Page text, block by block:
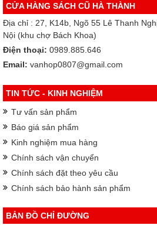
CỬA HÀNG SÁCH CŨ HÀ THÀNH
Địa chỉ : 27, K14b, Ngõ 55 Lê Thanh
Nội (khu chợ Bách Khoa)
Điện thoại: 0989.885.646
Email: vanhop0807@gmail.com
TIN TỨC - KINH NGHIỆM
Tư vấn sản phẩm
Báo giá sản phẩm
Kinh nghiệm mua hàng
Chính sách vận chuyển
Chính sách đặt theo yêu cầu
Chính sách bảo hành sản phẩm
BẢN ĐỒ CHỈ ĐƯỜNG